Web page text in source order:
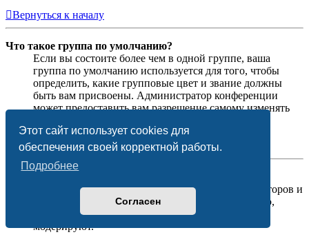
Этот сайт использует cookies для
обеспечения своей корректной работы.
Подробнее
Согласен
Вернуться к началу
Что такое группа по умолчанию?
Если вы состоите более чем в одной группе, ваша
группа по умолчанию используется для того, чтобы
определить, какие групповые цвет и звание должны
быть вам присвоены. Администратор конференции
может предоставить вам разрешение самому изменять
Вернуться к началу
На этой странице вы найдёте список администраторов и
модераторов конференции и другую информацию,
такую как сведения о форумах, которые они
модерируют.